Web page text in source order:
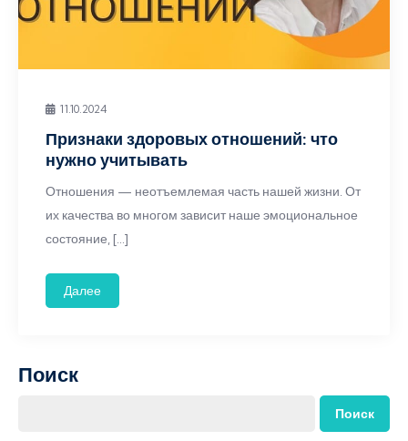
11.10.2024
Признаки здоровых отношений: что
нужно учитывать
Отношения — неотъемлемая часть нашей жизни. От
их качества во многом зависит наше эмоциональное
состояние, […]
Далее
Поиск
Поиск